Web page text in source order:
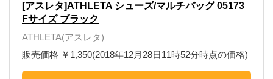
[アスレタ]ATHLETA シューズ/マルチバッグ 05173
Fサイズ ブラック
ATHLETA(アスレタ)
販売価格 ￥1,350(2018年12月28日11時52分時点の価格)